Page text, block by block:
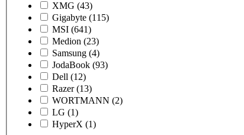
XMG (43)
Gigabyte (115)
MSI (641)
Medion (23)
Samsung (4)
JodaBook (93)
Dell (12)
Razer (13)
WORTMANN (2)
LG (1)
HyperX (1)